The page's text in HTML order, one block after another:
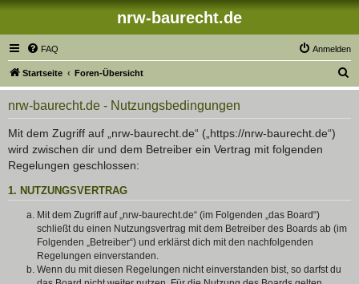
nrw-baurecht.de
FAQ Anmelden
Startseite Foren-Übersicht
u
nrw-baurecht.de - Nutzungsbedingungen
Mit dem Zugriff auf „nrw-baurecht.de“ („https://nrw-baurecht.de“)
wird zwischen dir und dem Betreiber ein Vertrag mit folgenden
Regelungen geschlossen:
1. NUTZUNGSVERTRAG
Mit dem Zugriff auf „nrw-baurecht.de“ (im Folgenden „das Board“)
schließt du einen Nutzungsvertrag mit dem Betreiber des Boards ab (im
Folgenden „Betreiber“) und erklärst dich mit den nachfolgenden
Regelungen einverstanden.
Wenn du mit diesen Regelungen nicht einverstanden bist, so darfst du